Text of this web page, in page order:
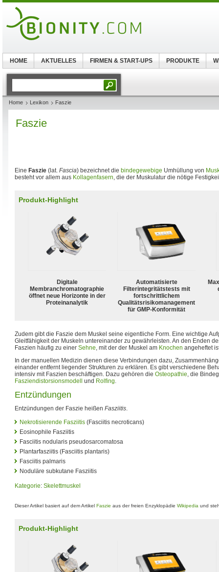
Home Lexikon Faszie
Faszie
Eine Faszie (lat. Fascia) bezeichnet die bindegewebige Umhüllung von
besteht vor allem aus Kollagenfasern, die der Muskulatur die nötige
Produkt-Highlight
Digitale
Membranchromatographie
öffnet neue Horizonte in der
Proteinanalytik
Automatisierte
Filterintegritätstests mit
fortschrittlichem
Qualitätsrisikomanagement
für GMP-Konformität
Zudem gibt die Faszie dem Muskel seine eigentliche Form. Eine wichtige
Gleitfähigkeit der Muskeln untereinander zu gewährleisten. An den Enden
Faszien häufig zu einer Sehne, mit der der Muskel am Knochen angeheftet
In der manuellen Medizin dienen diese Verbindungen dazu,
einander entfernt liegender Strukturen zu erklären. Es gibt verschiedene
intensiv mit Faszien beschäftigen. Dazu gehören die Osteopathie, die
Fasziendistorsionsmodell
und Rolfing.
Entzündungen
Entzündungen der Faszie heißen Fasziitis.
Nekrotisierende Fasziitis (Fasciitis necroticans)
Eosinophile Fasziitis
Fasciitis nodularis pseudosarcomatosa
Plantarfasziitis (Fasciitis plantaris)
Fasciitis palmaris
Noduläre subkutane Fasziitis
Kategorie: Skelettmuskel
Dieser Artikel basiert auf dem Artikel Faszie aus der freien Enzyklopädie Wikipedia und
Produkt-Highlight
HOME AKTUELLES FIRMEN & START-UPS PRODUKTE